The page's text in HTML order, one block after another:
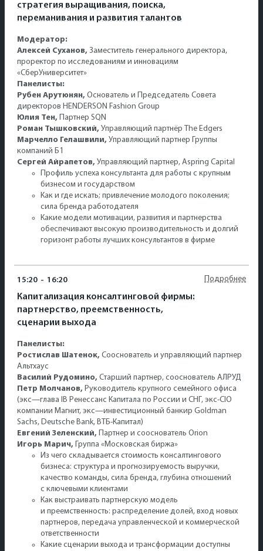
стратегия выращивания, поиска,
переманивания и развития талантов
Модератор:
Алексей Суханов, Заместитель генерального директора,
проректор по исследованиям и инновациям
«СберУниверситет»
Панелисты:
Рубен Арутюнян, Основатель и Председатель Совета
директоров HENDERSON Fashion Group
Юлия Тен, Партнер SQN
Роман Тышковский, Управляющий партнёр The Edgers
Марчелло Гелашвили, Управляющий партнер Группы
компаний Б1
Сергей Айрапетов, Управляющий партнер, Aspring Capital
Профиль успеха консультанта для работы с крупным
бизнесом и государством
Как и где искать; привлечение молодого поколения;
сила бренда работодателя
Какие модели мотивации, развития и партнерства
обеспечивают высокую производительность и долгий
горизонт работы лучших консультантов в фирме
15:20 - 16:20
Капитализация консалтинговой фирмы:
партнерство, преемственность,
сценарии выхода
Подробнее
Панелисты:
Ростислав Шатенок, Сооснователь и управляющий партнер
Альтхаус
Василий Рудомино, Старший партнер, сооснователь АЛРУД
Петр Молчанов, Руководитель крупного семейного офиса
(экс—глава IB Ренессанс Капитала по России и СНГ, экс-CIO
компании Магнит, экс—инвестиционный банкир Goldman
Sachs, Deutsche Bank, ВТБ-Капитал)
Евгений Зеленский, Партнер и сооснователь Orion
Игорь Марич, Группа «Московская биржа»
Из чего складывается стоимость консалтингового
бизнеса: структура и прогнозируемость выручки,
качество команды, сила бренда, глубина отношений
с ключевыми клиентами
Как выстраивать партнерскую модель
и преемственность: распределение долей, вход новых
партнеров, передача управленческой и коммерческой
ответственности
Какие сценарии выхода и трансформации доступны